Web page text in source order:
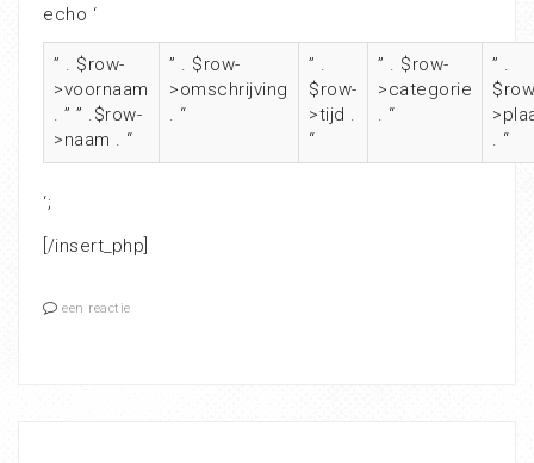
echo ‘
” . $row-
>voornaam
. ” ” .$row-
>naam . “
” . $row-
>omschrijving
. “
” .
$row-
>tijd .
“
” . $row-
>categorie
. “
” .
. “
‘;
[/insert_php]
een reactie